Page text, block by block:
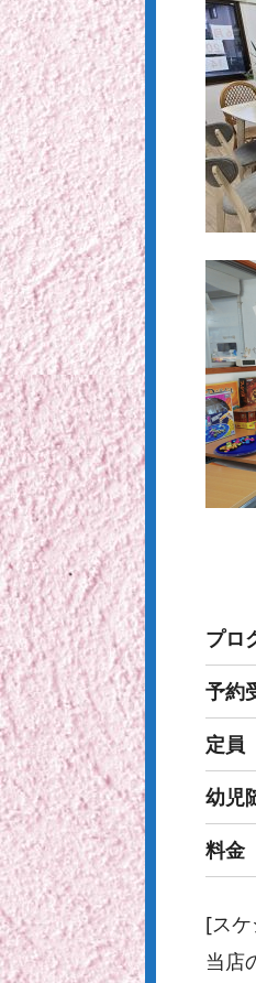
プロ
予約
定員
幼児
料金
[ス
当店